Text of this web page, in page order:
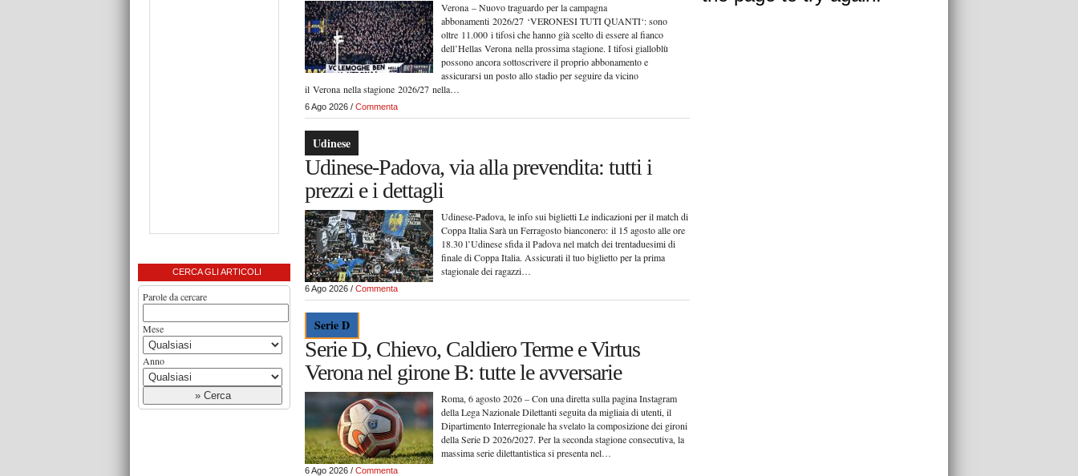
CERCA GLI ARTICOLI
Parole da cercare
Mese
Anno
Verona – Nuovo traguardo per la campagna
abbonamenti 2026/27 ‘VERONESI TUTI QUANTI‘: sono
oltre 11.000 i tifosi che hanno già scelto di essere al fianco
dell’Hellas Verona nella prossima stagione. I tifosi gialloblù
possono ancora sottoscrivere il proprio abbonamento e
assicurarsi un posto allo stadio per seguire da vicino
il Verona nella stagione 2026/27 nella…
6 Ago 2026 / Commenta
Udinese
Udinese-Padova, via alla prevendita: tutti i
prezzi e i dettagli
Udinese-Padova, le info sui biglietti Le indicazioni per il match di
Coppa Italia Sarà un Ferragosto bianconero: il 15 agosto alle ore
18.30 l’Udinese sfida il Padova nel match dei trentaduesimi di
finale di Coppa Italia. Assicurati il tuo biglietto per la prima
stagionale dei ragazzi…
6 Ago 2026 / Commenta
Serie D
Serie D, Chievo, Caldiero Terme e Virtus
Verona nel girone B: tutte le avversarie
Roma, 6 agosto 2026 – Con una diretta sulla pagina Instagram
della Lega Nazionale Dilettanti seguita da migliaia di utenti, il
Dipartimento Interregionale ha svelato la composizione dei gironi
della Serie D 2026/2027. Per la seconda stagione consecutiva, la
massima serie dilettantistica si presenta nel…
6 Ago 2026 / Commenta